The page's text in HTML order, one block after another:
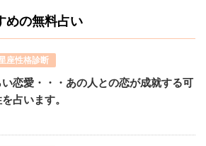
めの無料占い
座性格診断
恋愛・・・あの人との恋が成就する可
占います。